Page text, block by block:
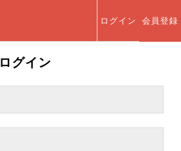
ログイン 会員登録
ログイン